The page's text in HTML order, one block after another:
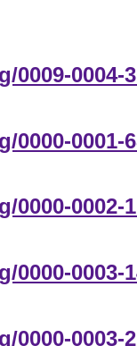
0004-
0001-
0002-
0003-
0003-